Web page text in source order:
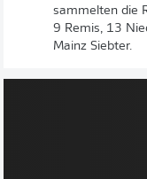
sammelten die
9 Remis, 13
Mainz Siebter.